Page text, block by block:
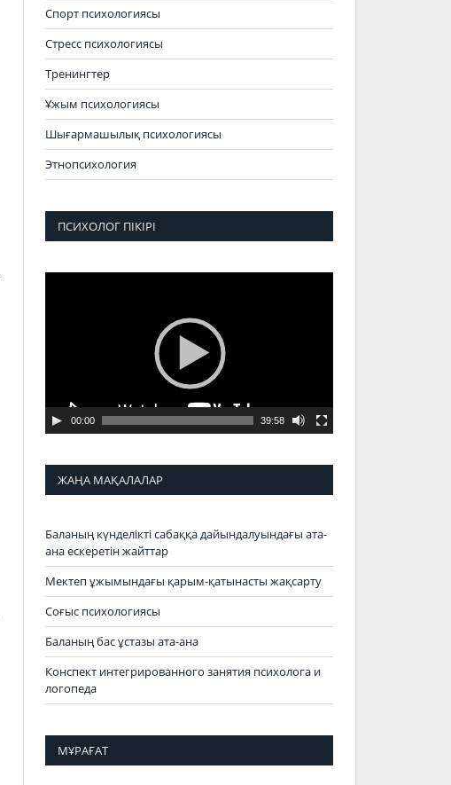
Спорт психологиясы
Стресс психологиясы
Тренингтер
Ұжым психологиясы
Шығармашылық психологиясы
Этнопсихология
ПСИХОЛОГ ПІКІРІ
00:00 39:58
ЖАҢА МАҚАЛАЛАР
Баланың күнделікті сабаққа дайындалуындағы ата-
ана ескеретін жайттар
Мектеп ұжымындағы қарым-қатынасты жақсарту
Соғыс психологиясы
Баланың бас ұстазы ата-ана
Конспект интегрированного занятия психолога и
логопеда
МҰРАҒАТ